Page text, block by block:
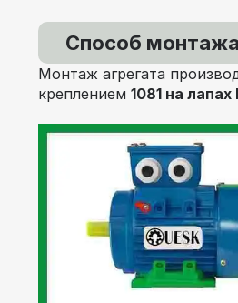
Способ монтажа
Монтаж агрегата
креплением 1081 на лапах